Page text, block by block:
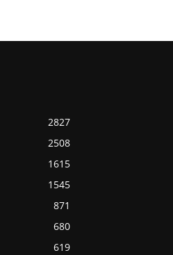
2827
2508
1615
1545
871
680
619